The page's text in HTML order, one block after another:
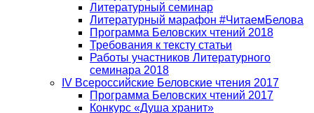
Литературный семинар
Литературный марафон #ЧитаемБелова
Программа Беловских чтений 2018
Требования к тексту статьи
Работы участников Литературного
семинара 2018
IV Всероссийские Беловские чтения 2017
Программа Беловских чтений 2017
Конкурс «Душа хранит»